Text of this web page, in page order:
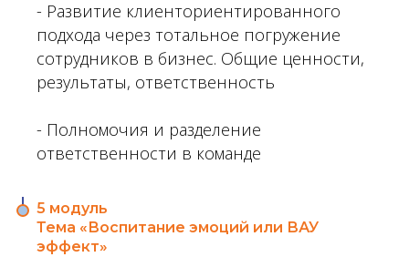
- Развитие клиенториентированного
подхода через тотальное погружение
сотрудников в бизнес. Общие ценности,
результаты, ответственность
- Полномочия и разделение
ответственности в команде
5 модуль
Тема «Воспитание эмоций или ВАУ
эффект»